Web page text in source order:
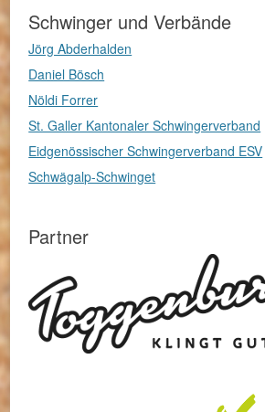
Schwinger und Verbände
Jörg Abderhalden
Daniel Bösch
Nöldi Forrer
St. Galler Kantonaler Schwingerverband
Eidgenössischer Schwingerverband ESV
Schwägalp-Schwinget
Partner